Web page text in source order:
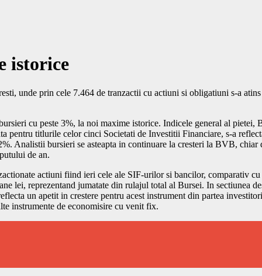
istorice
unde prin cele 7.464 de tranzactii cu actiuni si obligatiuni s-a
cu peste 3%, la noi maxime istorice. Indicele general al
pentru titlurile celor cinci Societati de Investitii Financiare, s-a
Analistii bursieri se asteapta in continuare la cresteri la BVB,
de an.
actiuni fiind ieri cele ale SIF-urilor si bancilor, comparativ
lei, reprezentand jumatate din rulajul total al Bursei. In sectiunea
un apetit in crestere pentru acest instrument din partea
instrumente de economisire cu venit fix.